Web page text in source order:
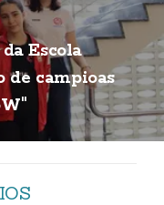
Escola
de campioas